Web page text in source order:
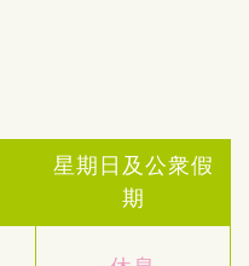
星期日及公衆假
期